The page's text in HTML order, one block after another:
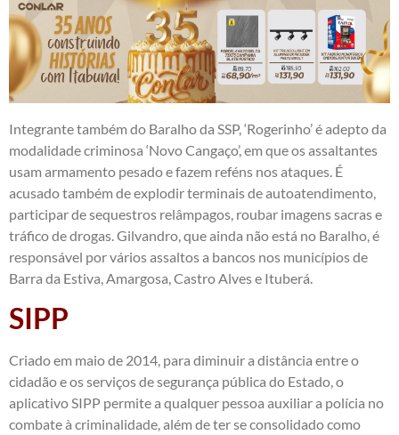
Integrante também do Baralho da SSP, ‘Rogerinho’ é adepto da
modalidade criminosa ‘Novo Cangaço’, em que os assaltantes
usam armamento pesado e fazem reféns nos ataques. É
acusado também de explodir terminais de autoatendimento,
participar de sequestros relâmpagos, roubar imagens sacras e
tráfico de drogas. Gilvandro, que ainda não está no Baralho, é
responsável por vários assaltos a bancos nos municípios de
Barra da Estiva, Amargosa, Castro Alves e Ituberá.
SIPP
Criado em maio de 2014, para diminuir a distância entre o
cidadão e os serviços de segurança pública do Estado, o
aplicativo SIPP permite a qualquer pessoa auxiliar a polícia no
combate à criminalidade, além de ter se consolidado como